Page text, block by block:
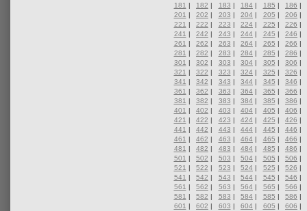
181 | 182 | 183 | 184 | 185 | 186 |
201 | 202 | 203 | 204 | 205 | 206 |
221 | 222 | 223 | 224 | 225 | 226 |
241 | 242 | 243 | 244 | 245 | 246 |
261 | 262 | 263 | 264 | 265 | 266 |
281 | 282 | 283 | 284 | 285 | 286 |
301 | 302 | 303 | 304 | 305 | 306 |
321 | 322 | 323 | 324 | 325 | 326 |
341 | 342 | 343 | 344 | 345 | 346 |
361 | 362 | 363 | 364 | 365 | 366 |
381 | 382 | 383 | 384 | 385 | 386 |
401 | 402 | 403 | 404 | 405 | 406 |
421 | 422 | 423 | 424 | 425 | 426 |
441 | 442 | 443 | 444 | 445 | 446 |
461 | 462 | 463 | 464 | 465 | 466 |
481 | 482 | 483 | 484 | 485 | 486 |
501 | 502 | 503 | 504 | 505 | 506 |
521 | 522 | 523 | 524 | 525 | 526 |
541 | 542 | 543 | 544 | 545 | 546 |
561 | 562 | 563 | 564 | 565 | 566 |
581 | 582 | 583 | 584 | 585 | 586 |
601 | 602 | 603 | 604 | 605 | 606 |